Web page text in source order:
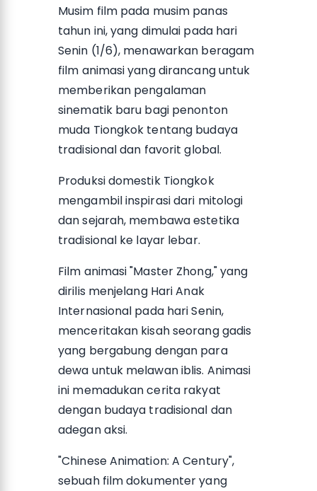
Musim film pada musim panas
tahun ini, yang dimulai pada hari
Senin (1/6), menawarkan beragam
film animasi yang dirancang untuk
memberikan pengalaman
sinematik baru bagi penonton
muda Tiongkok tentang budaya
tradisional dan favorit global.
Produksi domestik Tiongkok
mengambil inspirasi dari mitologi
dan sejarah, membawa estetika
tradisional ke layar lebar.
Film animasi "Master Zhong," yang
dirilis menjelang Hari Anak
Internasional pada hari Senin,
menceritakan kisah seorang gadis
yang bergabung dengan para
dewa untuk melawan iblis. Animasi
ini memadukan cerita rakyat
dengan budaya tradisional dan
adegan aksi.
"Chinese Animation: A Century",
sebuah film dokumenter yang